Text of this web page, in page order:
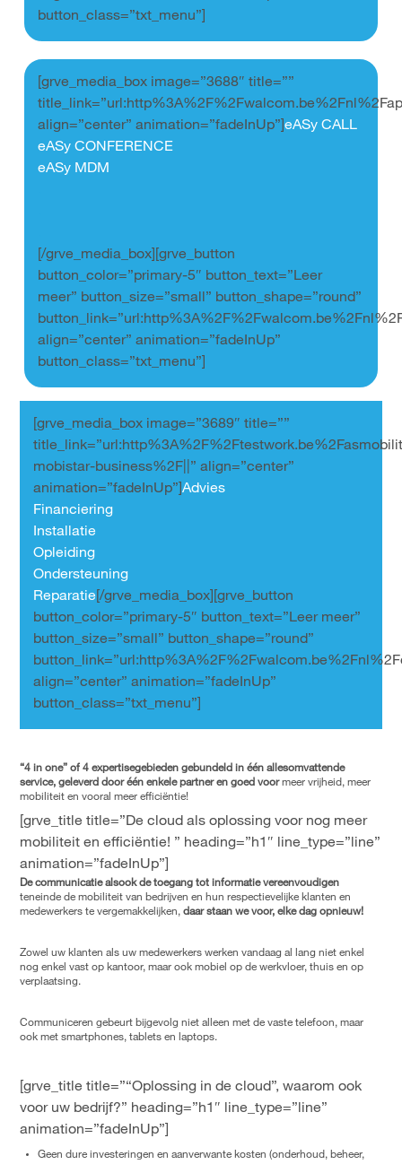
button_class=”txt_menu”]
[grve_media_box image=”3688″ title=””
align=”center” animation=”fadeInUp”]eASy CALL
eASy CONFERENCE
eASy MDM
[/grve_media_box][grve_button
button_color=”primary-5″ button_text=”Leer
meer” button_size=”small” button_shape=”round”
align=”center” animation=”fadeInUp”
button_class=”txt_menu”]
[grve_media_box image=”3689″ title=””
mobistar-business%2F||” align=”center”
animation=”fadeInUp”]Advies
Financiering
Installatie
Opleiding
Ondersteuning
Reparatie [/grve_media_box][grve_button
button_color=”primary-5″ button_text=”Leer meer”
button_size=”small” button_shape=”round”
align=”center” animation=”fadeInUp”
button_class=”txt_menu”]
“4 in one” of 4 expertisegebieden gebundeld in één allesomvattende
service, geleverd door één enkele partner en goed voormeer vrijheid, meer
mobiliteit en vooral meer efficiëntie!
[grve_title title=”De cloud als oplossing voor nog meer
mobiliteit en efficiëntie! ” heading=”h1″ line_type=”line”
animation=”fadeInUp”]
De communicatie alsook de toegang tot informatie vereenvoudigen
teneinde de mobiliteit van bedrijven en hun respectievelijke klanten en
medewerkers te vergemakkelijken,daar staan we voor, elke dag opnieuw!
Zowel uw klanten als uw medewerkers werken vandaag al lang niet enkel
nog enkel vast op kantoor, maar ook mobiel op de werkvloer, thuis en op
verplaatsing.
Communiceren gebeurt bijgevolg niet alleen met de vaste telefoon, maar
ook met smartphones, tablets en laptops.
[grve_title title=”“Oplossing in de cloud”, waarom ook
voor uw bedrijf?” heading=”h1″ line_type=”line”
animation=”fadeInUp”]
Geen dure investeringen en aanverwante kosten (onderhoud, beheer,